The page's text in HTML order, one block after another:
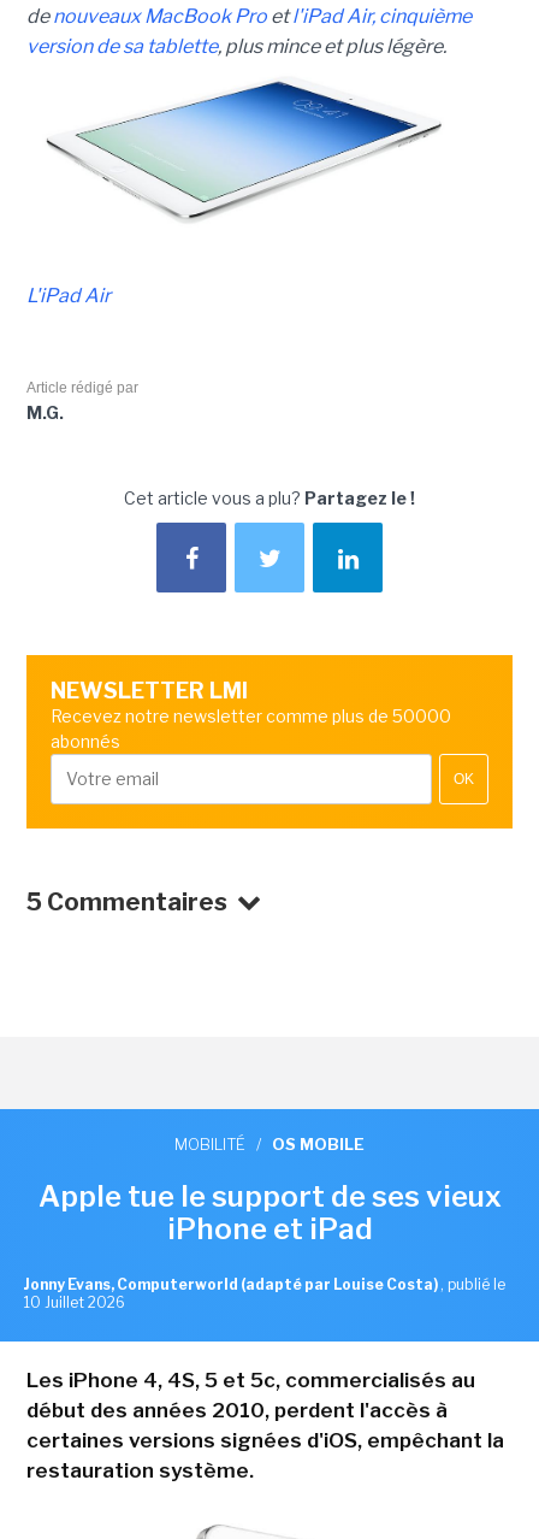
denouveaux MacBook Proetl'iPad Air, cinquième
version de sa tablette, plus mince et plus légère.
L'iPad Air
Article rédigé par
M.G.
Cet article vous a plu? Partagez le !
NEWSLETTER LMI
Recevez notre newsletter comme plus de 50000
abonnés
OK
5 Commentaires
MOBILITÉ / OS MOBILE
Apple tue le support de ses vieux
iPhone et iPad
Jonny Evans, Computerworld (adapté par Louise Costa) , publié le
10 Juillet 2026
Les iPhone 4, 4S, 5 et 5c, commercialisés au
début des années 2010, perdent l'accès à
certaines versions signées d'iOS, empêchant la
restauration système.